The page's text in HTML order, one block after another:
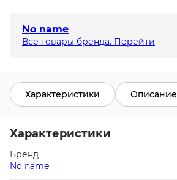
No name
Все товары бренда. Перейти
Характеристики Описание
Характеристики
Бренд
No name